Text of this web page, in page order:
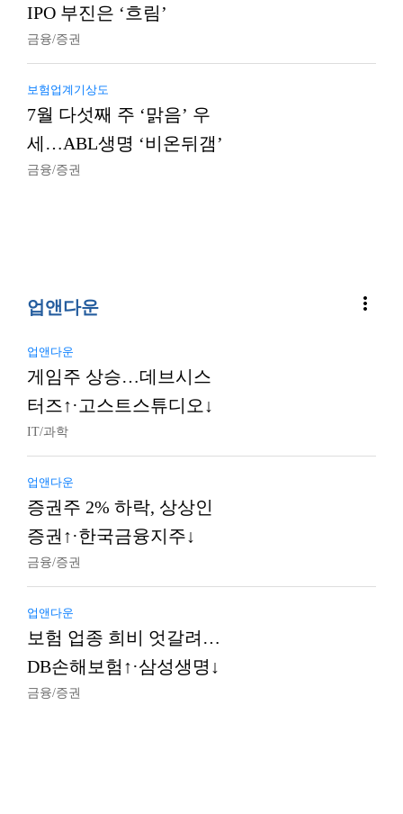
IPO 부진은 ‘흐림’
금융/증권
보험업계기상도
7월 다섯째 주 ‘맑음’ 우
세…ABL생명 ‘비온뒤갬’
금융/증권
업앤다운 more_vert
업앤다운
게임주 상승…데브시스
터즈↑·고스트스튜디오↓
IT/과학
업앤다운
증권주 2% 하락, 상상인
증권↑·한국금융지주↓
금융/증권
업앤다운
보험 업종 희비 엇갈려…
DB손해보험↑·삼성생명↓
금융/증권